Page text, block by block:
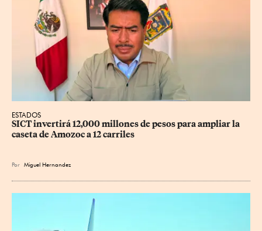
ESTADOS
SICT invertirá 12,000 millones de pesos para ampliar la
caseta de Amozoc a 12 carriles
Por Miguel Hernandez